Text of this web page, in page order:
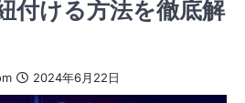
付ける方法を徹底解
2024年6月22日